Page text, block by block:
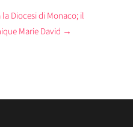
Diocesi di Monaco; il
Marie David →